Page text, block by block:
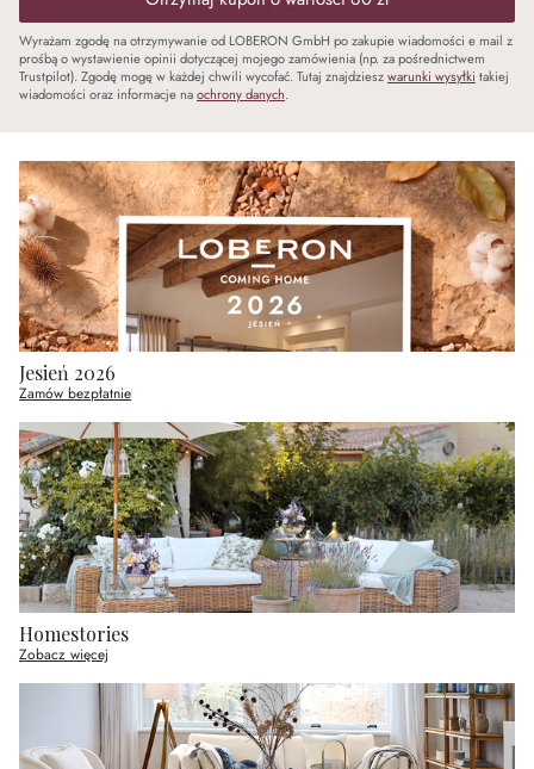
Wyrażam zgodę na otrzymywanie od LOBERON GmbH po zakupie wiadomości e mail z
prośbą o wystawienie opinii dotyczącej mojego zamówienia (np. za pośrednictwem
Trustpilot). Zgodę mogę w każdej chwili wycofać. Tutaj znajdzieszwarunki wysyłki takiej
wiadomości oraz informacje naochrony danych.
Jesień 2026
Zamów bezpłatnie
Homestories
Zobacz więcej